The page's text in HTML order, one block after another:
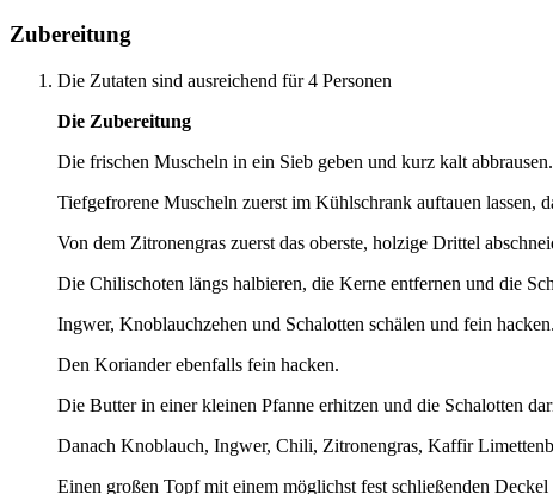
Zubereitung
Die Zutaten sind ausreichend für 4 Personen
Die Zubereitung
Die frischen Muscheln in ein Sieb geben und kurz kalt abbrausen.
Tiefgefrorene Muscheln zuerst im Kühlschrank auftauen lassen,
Von dem Zitronengras zuerst das oberste, holzige Drittel
Die Chilischoten längs halbieren, die Kerne entfernen und die
Ingwer, Knoblauchzehen und Schalotten schälen und fein hacken.
Den Koriander ebenfalls fein hacken.
Die Butter in einer kleinen Pfanne erhitzen und die Schalotten
Danach Knoblauch, Ingwer, Chili, Zitronengras, Kaffir
Einen großen Topf mit einem möglichst fest schließenden